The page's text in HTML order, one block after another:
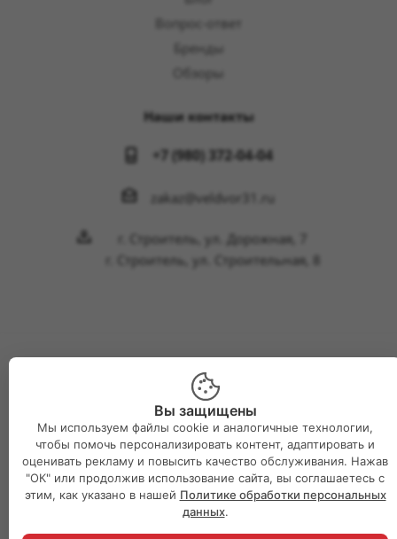
Вопрос-ответ
Бренды
Обзоры
Наши контакты
+7 (980) 372-04-04
zakaz@veldvor31.ru
г. Строитель, ул. Дорожная, 7
г. Строитель, ул. Строительная, 8
2026 © Интернет-магазин Великий двор
Вы защищены
Мы используем файлы cookie и аналогичные технологии,
чтобы помочь персонализировать контент, адаптировать и
оценивать рекламу и повысить качество обслуживания. Нажав
"ОК" или продолжив использование сайта, вы соглашаетесь с
этим, как указано в нашей Политике обработки персональных
данных.